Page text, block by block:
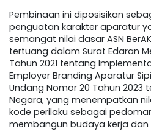
Pembinaan ini diposisikan
penguatan karakter aparatur
semangat nilai dasar ASN
tertuang dalam Surat Edaran
Tahun 2021 tentang
Employer Branding Aparatur
Undang Nomor 20 Tahun 2023
Negara, yang menempatkan
kode perilaku sebagai
membangun budaya kerja